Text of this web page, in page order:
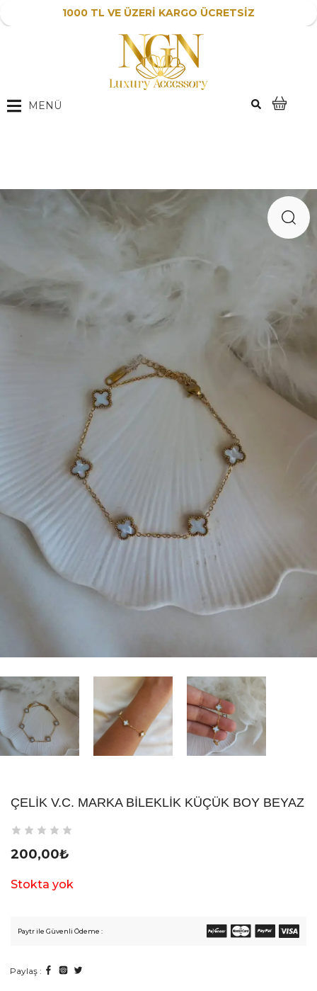
1000 TL VE ÜZERİ KARGO ÜCRETSİZ
MENÜ
ÇELIK V.C. MARKA BILEKLIK KÜÇÜK BOY BEYAZ
200,00₺
Stokta yok
Paytr ile Güvenli Ödeme :
Paylaş :